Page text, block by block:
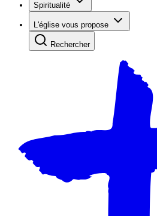
Spiritualité
L'église vous propose
Rechercher